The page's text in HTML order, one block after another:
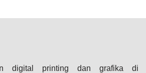
digital printing dan grafika di